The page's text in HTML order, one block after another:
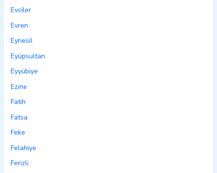
Evciler
Evren
Eynesil
Eyüpsultan
Eyyübiye
Ezine
Fatih
Fatsa
Feke
Felahiye
Ferizli